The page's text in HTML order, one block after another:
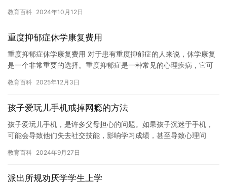
此，戒掉…
教育百科 2024年10月12日
重度抑郁症休学康复费用
重度抑郁症休学康复费用 对于患有重度抑郁症的人来说，休学康复
是一个非常重要的选择。重度抑郁症是一种常见的心理疾病，它可
此，…
教育百科 2025年12月3日
孩子爱玩儿手机戒掉网瘾的方法
孩子爱玩儿手机，是许多父母担心的问题。如果孩子沉迷于手机，
可能会导致他们失去社交技能，影响学习成绩，甚至导致心理问
步，与…
教育百科 2024年9月27日
派出所规劝厌学学生上学